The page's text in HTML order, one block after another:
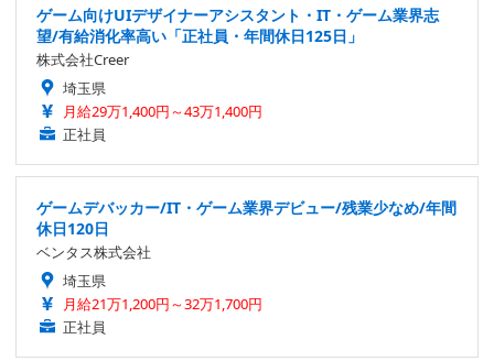
ゲーム向けUIデザイナーアシスタント・IT・ゲーム業界志
望/有給消化率高い「正社員・年間休日125日」
株式会社Creer
埼玉県
月給29万1,400円～43万1,400円
正社員
ゲームデバッカー/IT・ゲーム業界デビュー/残業少なめ/年間
休日120日
ベンタス株式会社
埼玉県
月給21万1,200円～32万1,700円
正社員